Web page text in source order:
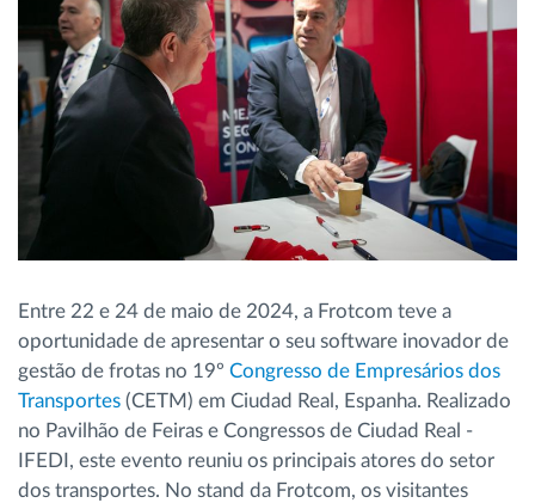
Como resolvemos cada necessidade da
atividade da frota
Calculadora de Benefícios
Entre 22 e 24 de maio de 2024, a Frotcom teve a
oportunidade de apresentar o seu software inovador de
gestão de frotas no 19º Congresso de Empresários dos
Transportes (CETM) em Ciudad Real, Espanha. Realizado
no Pavilhão de Feiras e Congressos de Ciudad Real -
IFEDI, este evento reuniu os principais atores do setor
dos transportes. No stand da Frotcom, os visitantes